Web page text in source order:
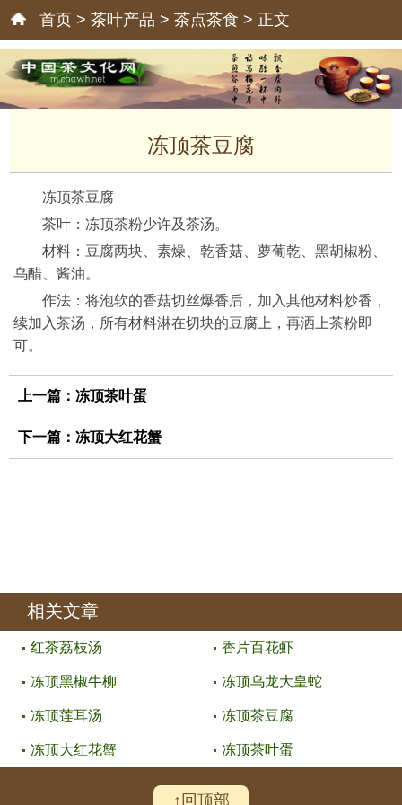
首页 > 茶叶产品 > 茶点茶食 > 正文
冻顶茶豆腐
冻顶茶豆腐
茶叶：冻顶茶粉少许及茶汤。
材料：豆腐两块、素燥、乾香菇、萝葡乾、黑胡椒粉、
乌醋、酱油。
作法：将泡软的香菇切丝爆香后，加入其他材料炒香，
续加入茶汤，所有材料淋在切块的豆腐上，再洒上茶粉即
可。
上一篇： 冻顶茶叶蛋
下一篇： 冻顶大红花蟹
相关文章
红茶荔枝汤 香片百花虾
冻顶黑椒牛柳 冻顶乌龙大皇蛇
冻顶莲耳汤 冻顶茶豆腐
冻顶大红花蟹 冻顶茶叶蛋
↑回顶部